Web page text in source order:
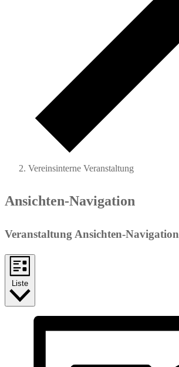
Vereinsinterne Veranstaltung
Veranstaltungen
Ansichten-Navigation
Veranstaltung Ansichten-Navigation
Liste